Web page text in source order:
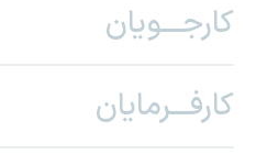
کارجـــویان
کارفـــرمایان